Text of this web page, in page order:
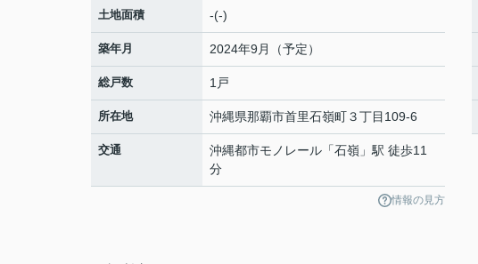
土地面積 -(-)
築年月 2024年9月（予定）
総戸数 1戸
所在地 沖縄県那覇市首里石嶺町３丁目109-6
交通 沖縄都市モノレール 「石嶺 」駅 徒歩11
分
情報の見方